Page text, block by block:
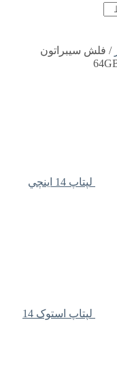
/ فلش سیبراتون
لپتاپ 14 اينچي
لپتاپ استوک 14